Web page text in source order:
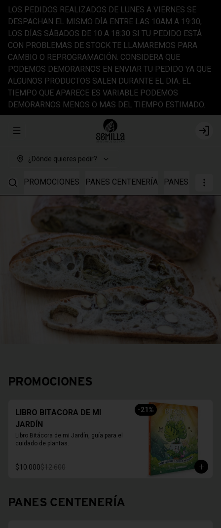
LOS PEDIDOS REALIZADOS DE LUNES A VIERNES SE
DESPACHAN EL MISMO DÍA ENTRE LAS 10AM A 19:30,
LOS DÍAS SÁBADOS DE 10 A 18:30 SI TU PEDIDO ESTÁ
CON PROBLEMAS DE STOCK TE LLAMAREMOS PARA
CAMBIO O REPROGRAMACIÓN. CONSIDERA QUE
PODEMOS DEMORARNOS EN ENVIAR TU PEDIDO YA QUE
ALGUNOS PRODUCTOS SALEN DURANTE EL DIA. EL
TIEMPO QUE APARECE ES VARIABLE PODEMOS
DEMORARNOS MENOS O MAS DEL TIEMPO ESTIMADO.
Abrir menu de navegación Login
¿Dónde quieres pedir?
PROMOCIONES PANES CENTENERÍA PANES TRIGO
PROMOCIONES
-21 %
LIBRO BITACORA DE MI
JARDÍN
Libro Bitácora de mi Jardín, guía para el
cuidado de plantas.
$10.000$12.600
PANES CENTENERÍA